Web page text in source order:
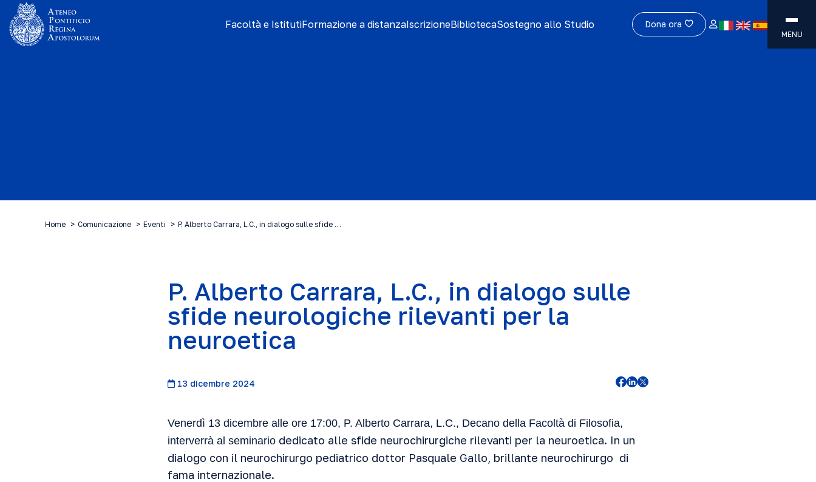
Facoltà e IstitutiFormazione a distanzaIscrizioneBibliotecaSostegno allo Studio Dona ora
MENU
Home Comunicazione Eventi P. Alberto Carrara, L.C., in dialogo sulle sfide …
P. Alberto Carrara, L.C., in dialogo sulle
sfide neurologiche rilevanti per la
neuroetica
13 dicembre 2024
Venerdì 13 dicembre alle ore 17:00, P. Alberto Carrara, L.C., Decano della Facoltà di Filosofia,
interverrà al seminario dedicato alle sfide neurochirurgiche rilevanti per la neuroetica. In un
dialogo con il neurochirurgo pediatrico dottor Pasquale Gallo, brillante neurochirurgo di
fama internazionale.